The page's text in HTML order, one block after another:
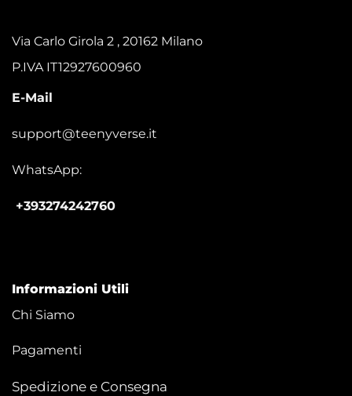
Via Carlo Girola 2 , 20162 Milano
P.IVA IT12927600960
E-Mail
support@teenyverse.it
WhatsApp:
+393274242760
Informazioni Utili
Chi Siamo
Pagamenti
Spedizione e Consegna